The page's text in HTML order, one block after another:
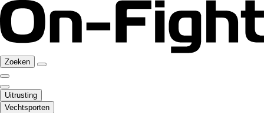
Zoeken
Uitrusting
Vechtsporten